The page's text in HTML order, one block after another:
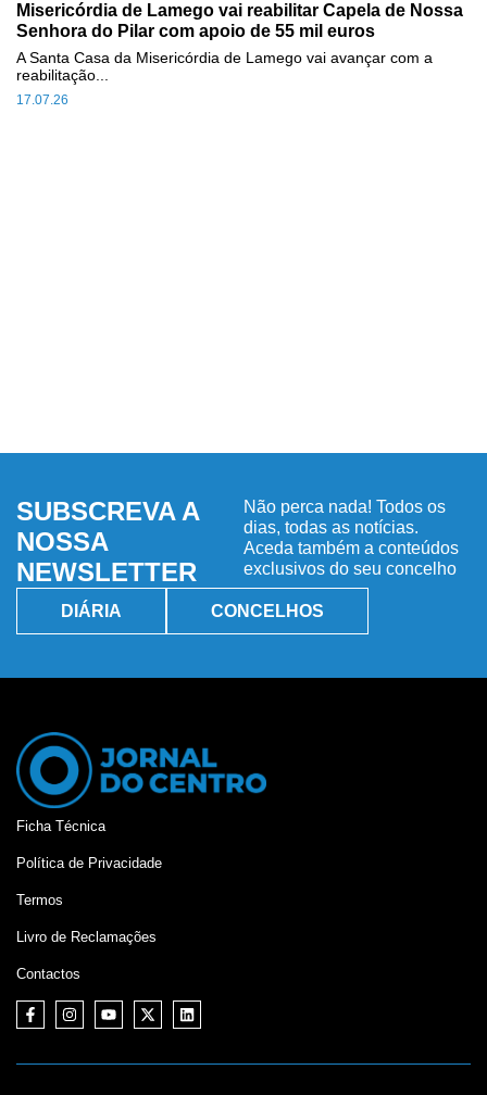
Misericórdia de Lamego vai reabilitar Capela de Nossa
Senhora do Pilar com apoio de 55 mil euros
17.07.26
A Santa Casa da Misericórdia de Lamego vai avançar com a
reabilitação...
SUBSCREVA A
NOSSA
NEWSLETTER
Não perca nada! Todos os
dias, todas as notícias.
Aceda também a conteúdos
exclusivos do seu concelho
DIÁRIA CONCELHOS
Ficha Técnica
Política de Privacidade
Termos
Livro de Reclamações
Contactos